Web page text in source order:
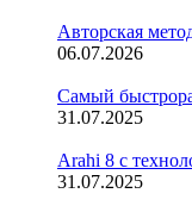
Авторская
06.07.2026
Cамый
31.07.2025
Arahi 8 c
31.07.2025